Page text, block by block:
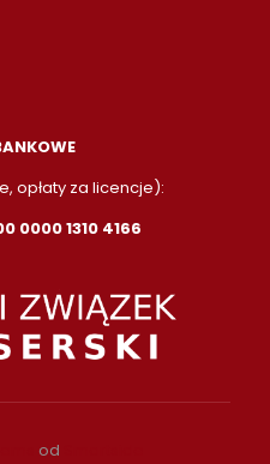
opłaty za licencje):
0000 1310 4166
od